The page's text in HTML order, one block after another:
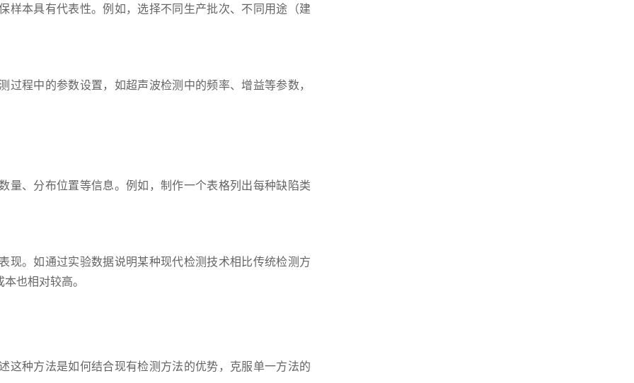
样本具有代表性。例如，选择不同生产批次、不同用途（建
程中的参数设置，如超声波检测中的频率、增益等参数，
量、分布位置等信息。例如，制作一个表格列出每种缺陷类
现。如通过实验数据说明某种现代检测技术相比传统检测方
也相对较高。
这种方法是如何结合现有检测方法的优势，克服单一方法的